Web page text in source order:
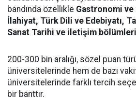
bandında özellikle Gastronomi ve
İlahiyat, Türk Dili ve Edebiyatı,
Sanat Tarihi ve iletişim bölümleri
200-300 bin aralığı, sözel puan
üniversitelerinde hem de bazı
üniversitelerinde farklı tercih
bir banttır.